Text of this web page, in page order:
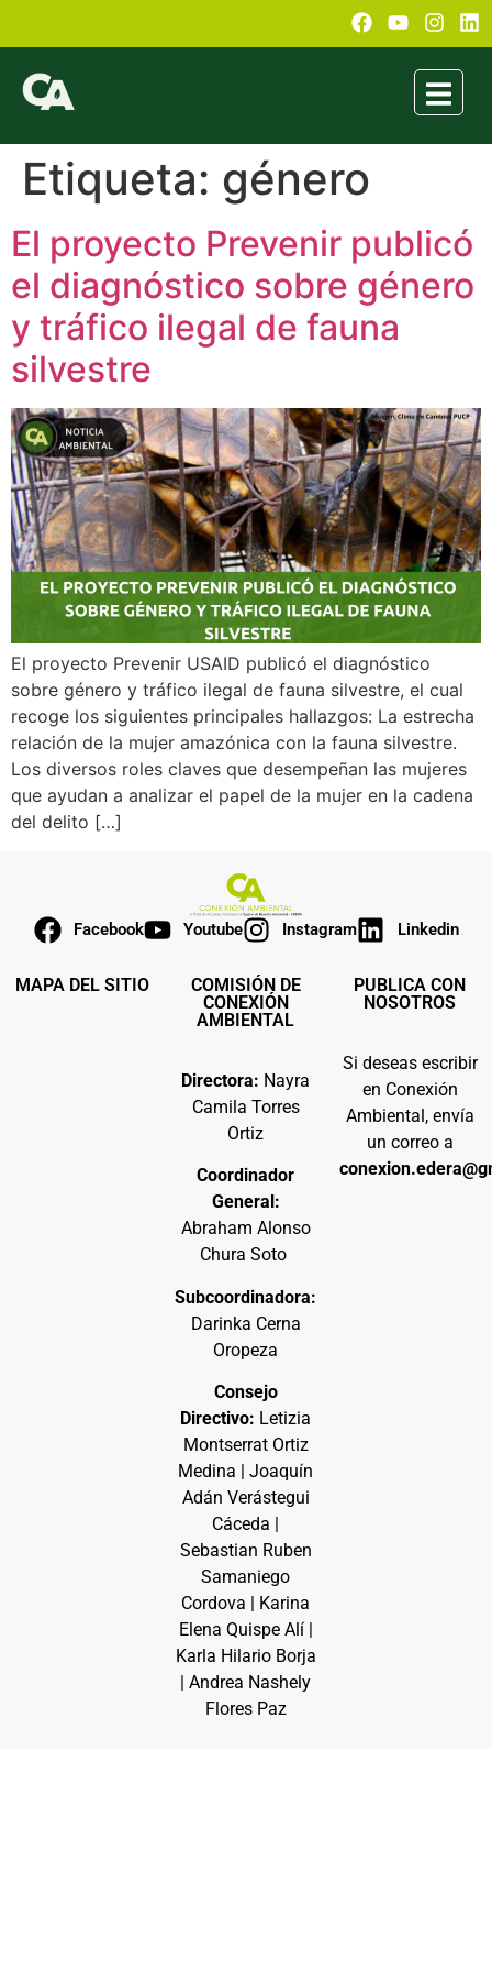
Etiqueta: género
El proyecto Prevenir publicó
el diagnóstico sobre género
y tráfico ilegal de fauna
silvestre
El proyecto Prevenir USAID publicó el diagnóstico
sobre género y tráfico ilegal de fauna silvestre, el cual
recoge los siguientes principales hallazgos: La estrecha
relación de la mujer amazónica con la fauna silvestre.
Los diversos roles claves que desempeñan las mujeres
que ayudan a analizar el papel de la mujer en la cadena
del delito […]
Facebook Youtube Instagram Linkedin
MAPA DEL SITIO
COMISIÓN DE
CONEXIÓN
AMBIENTAL
Directora: Nayra
Camila Torres
Ortiz
Coordinador
General:
Abraham Alonso
Chura Soto
Subcoordinadora:
Darinka Cerna
Oropeza
Consejo
Directivo: Letizia
Montserrat Ortiz
Medina | Joaquín
Adán Verástegui
Cáceda |
Sebastian Ruben
Samaniego
Cordova | Karina
Elena Quispe Alí |
Karla Hilario Borja
| Andrea Nashely
Flores Paz
PUBLICA CON
NOSOTROS
Si deseas escribir
en Conexión
Ambiental, envía
un correo a